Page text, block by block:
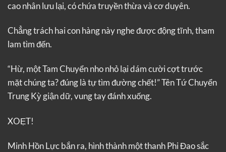
cao nhân lưu lại, có chứa truyền thừa và cơ duyên.
Chẳng trách hai con hàng này nghe được động tĩnh, tham
lam tìm đến.
“Hừ, một Tam Chuyển nho nhỏ lại dám cười cợt trước
mặt chúng ta? đúng là tự tìm đường chết!” Tên Tứ Chuyển
Trung Kỳ giận dữ, vung tay đánh xuống.
XOẸT!
Minh Hồn Lực bắn ra, hình thành một thanh Phi Đao sắc